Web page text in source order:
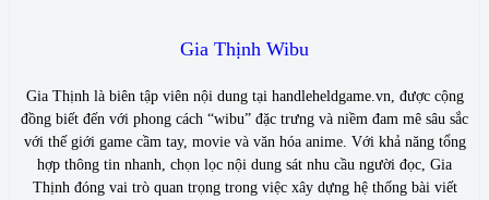
Gia Thịnh Wibu
Gia Thịnh là biên tập viên nội dung tại handleheldgame.vn, được cộng
đồng biết đến với phong cách “wibu” đặc trưng và niềm đam mê sâu sắc
với thế giới game cầm tay, movie và văn hóa anime. Với khả năng tổng
hợp thông tin nhanh, chọn lọc nội dung sát nhu cầu người đọc, Gia
Thịnh đóng vai trò quan trọng trong việc xây dựng hệ thống bài viết